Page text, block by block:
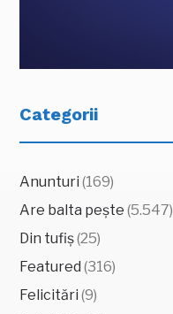
Categorii
Anunturi (169)
Are balta pește (5.547)
Din tufiș(25)
Featured (316)
Felicitări (9)